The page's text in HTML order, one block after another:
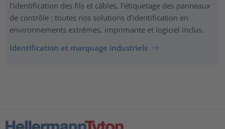
l'identification des fils et câbles, l'étiquetage des panneaux
de contrôle : toutes nos solutions d'identification en
environnements extrêmes, imprimante et logiciel inclus.
Identification et marquage industriels